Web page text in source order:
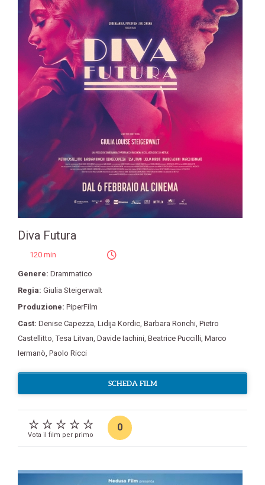
Diva Futura
120 min
Genere: Drammatico
Regia: Giulia Steigerwalt
Produzione: PiperFilm
Cast: Denise Capezza Lidija Kordic Barbara Ronchi Pietro
Castellitto ,Tesa Litvan Davide Iachini Beatrice Puccilli Marco
Iermanò Paolo Ricci
SCHEDA FILM
Vota il film per primo
0